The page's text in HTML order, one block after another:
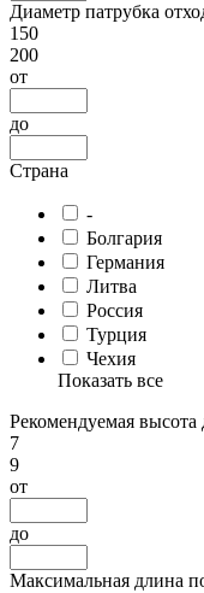
Диаметр патрубка
150
200
от
до
Страна
-
Болгария
Германия
Литва
Россия
Турция
Чехия
Показать все
Рекомендуемая
7
9
от
до
Максимальная длина